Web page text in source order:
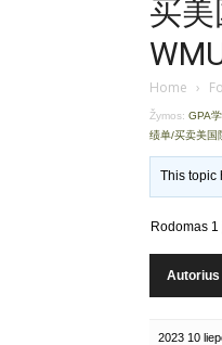
买
Home ›
Žymos: GPA
绩单/买卖美国
This topic
Rodomas
Autorius
2023 10